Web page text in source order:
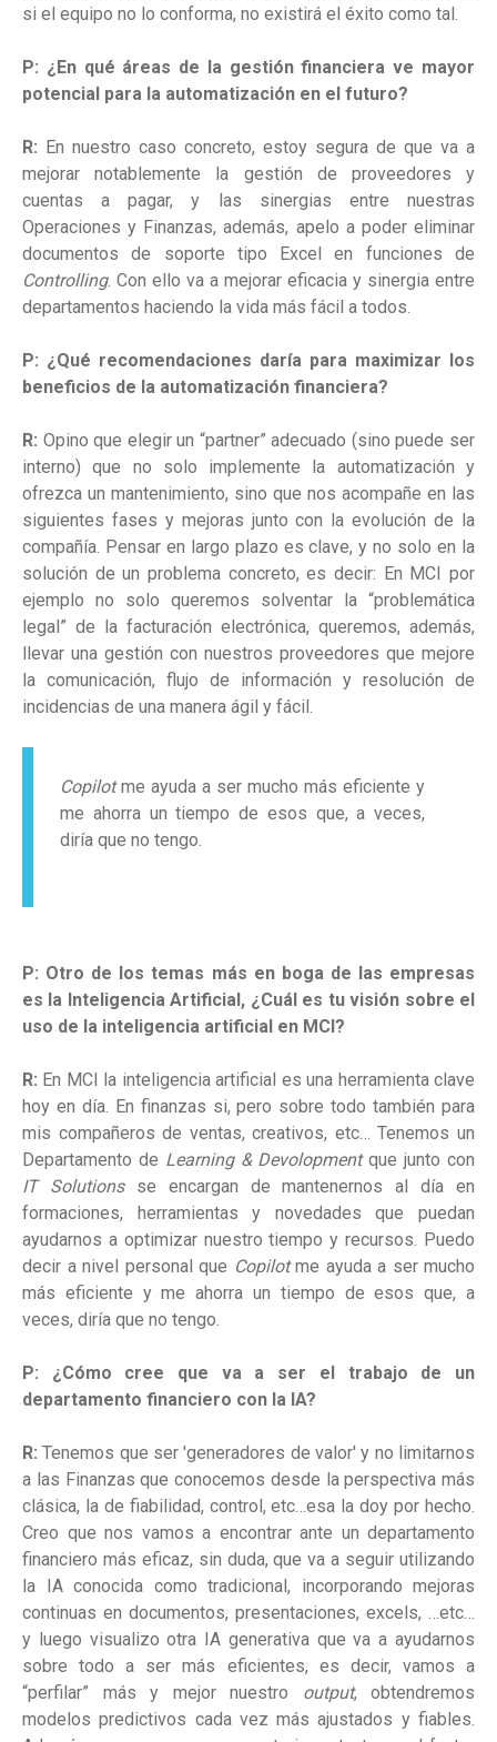
si el equipo no lo conforma, no existirá el éxito como tal.
P: ¿En qué áreas de la gestión financiera ve mayor
potencial para la automatización en el futuro?
R: En nuestro caso concreto, estoy segura de que va a
mejorar notablemente la gestión de proveedores y
cuentas a pagar, y las sinergias entre nuestras
Operaciones y Finanzas, además, apelo a poder eliminar
documentos de soporte tipo Excel en funciones de
Controlling. Con ello va a mejorar eficacia y sinergia entre
departamentos haciendo la vida más fácil a todos.
P: ¿Qué recomendaciones daría para maximizar los
beneficios de la automatización financiera?
R: Opino que elegir un “partner” adecuado (sino puede ser
interno) que no solo implemente la automatización y
ofrezca un mantenimiento, sino que nos acompañe en las
siguientes fases y mejoras junto con la evolución de la
compañía. Pensar en largo plazo es clave, y no solo en la
solución de un problema concreto, es decir: En MCI por
ejemplo no solo queremos solventar la “problemática
legal” de la facturación electrónica, queremos, además,
llevar una gestión con nuestros proveedores que mejore
la comunicación, flujo de información y resolución de
incidencias de una manera ágil y fácil.
Copilotme ayuda a ser mucho más eficiente y
me ahorra un tiempo de esos que, a veces,
diría que no tengo.
P: Otro de los temas más en boga de las empresas
es la Inteligencia Artificial, ¿Cuál es tu visión sobre el
uso de la inteligencia artificial en MCI?
R: En MCI la inteligencia artificial es una herramienta clave
hoy en día. En finanzas si, pero sobre todo también para
mis compañeros de ventas, creativos, etc… Tenemos un
Departamento de Learning & Devolopmentque junto con
IT Solutionsse encargan de mantenernos al día en
formaciones, herramientas y novedades que puedan
ayudarnos a optimizar nuestro tiempo y recursos. Puedo
decir a nivel personal que Copilotme ayuda a ser mucho
más eficiente y me ahorra un tiempo de esos que, a
veces, diría que no tengo.
P: ¿Cómo cree que va a ser el trabajo de un
departamento financiero con la IA?
R: Tenemos que ser 'generadores de valor' y no limitarnos
a las Finanzas que conocemos desde la perspectiva más
clásica, la de fiabilidad, control, etc…esa la doy por hecho.
Creo que nos vamos a encontrar ante un departamento
financiero más eficaz, sin duda, que va a seguir utilizando
la IA conocida como tradicional, incorporando mejoras
continuas en documentos, presentaciones, excels, …etc…
y luego visualizo otra IA generativa que va a ayudarnos
sobre todo a ser más eficientes, es decir, vamos a
“perfilar” más y mejor nuestro output, obtendremos
modelos predictivos cada vez más ajustados y fiables.